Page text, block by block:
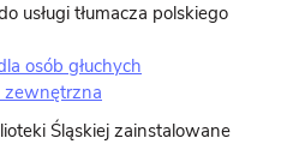
usługi tłumacza polskiego
osób głuchych
zewnętrzna
Śląskiej zainstalowane